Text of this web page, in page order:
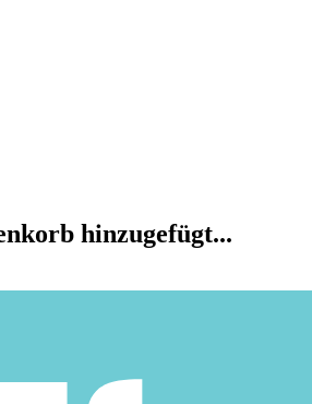
hinzugefügt...